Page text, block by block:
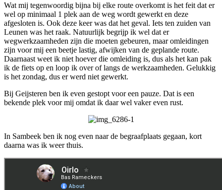
Wat mij tegenwoordig bijna bij elke route overkomt is het feit dat er
wel op minimaal 1 plek aan de weg wordt gewerkt en deze
afgesloten is. Ook deze keer was dat het geval. Iets ten zuiden van
Leunen was het raak. Natuurlijk begrijp ik wel dat er
wegwerkzaamheden zijn die moeten gebeuren, maar omleidingen
zijn voor mij een beetje lastig, afwijken van de geplande route.
Daarnaast weet ik niet hoever die omleiding is, dus als het kan pak
ik de fiets op en loop ik over of langs de werkzaamheden. Gelukkig
is het zondag, dus er werd niet gewerkt.
Bij Geijsteren ben ik even gestopt voor een pauze. Dat is een
bekende plek voor mij omdat ik daar wel vaker even rust.
In Sambeek ben ik nog even naar de begraafplaats gegaan, kort
daarna was ik weer thuis.